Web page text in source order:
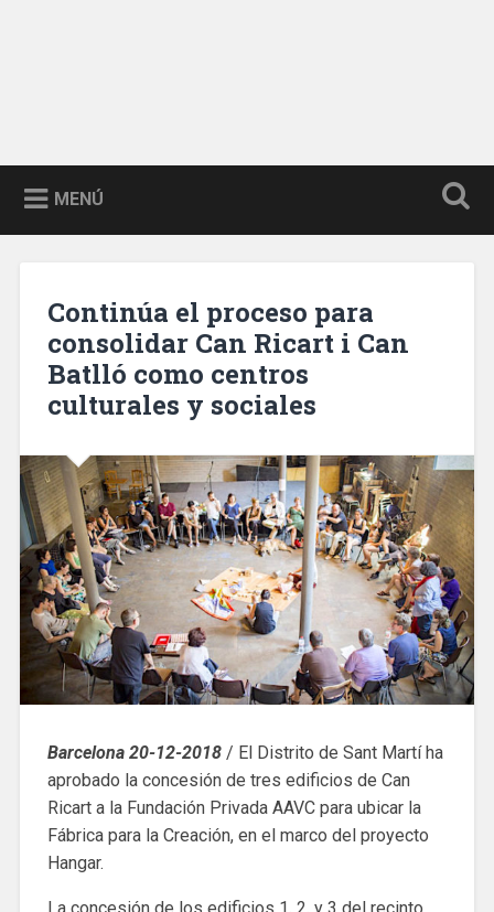
MENÚ
Continúa el proceso para
consolidar Can Ricart i Can
Batlló como centros
culturales y sociales
Barcelona 20-12-2018/ El Distrito de Sant Martí ha
aprobado la concesión de tres edificios de Can
Ricart a la Fundación Privada AAVC para ubicar la
Fábrica para la Creación, en el marco del proyecto
Hangar.